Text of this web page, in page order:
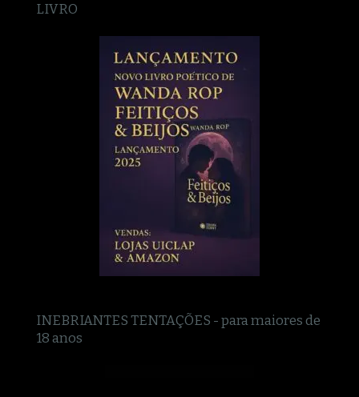
LIVRO
INEBRIANTES TENTAÇÕES - para maiores de
18 anos